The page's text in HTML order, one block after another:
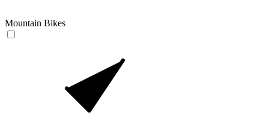
Mountain Bikes